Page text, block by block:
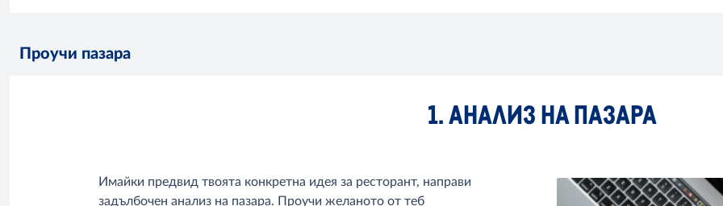
Проучи пазара
1. АНАЛИЗ НА ПАЗАРА
Имайки предвид твоята конкретна идея за ресторант, направи
задълбочен анализ на пазара. Проучи желаното от теб